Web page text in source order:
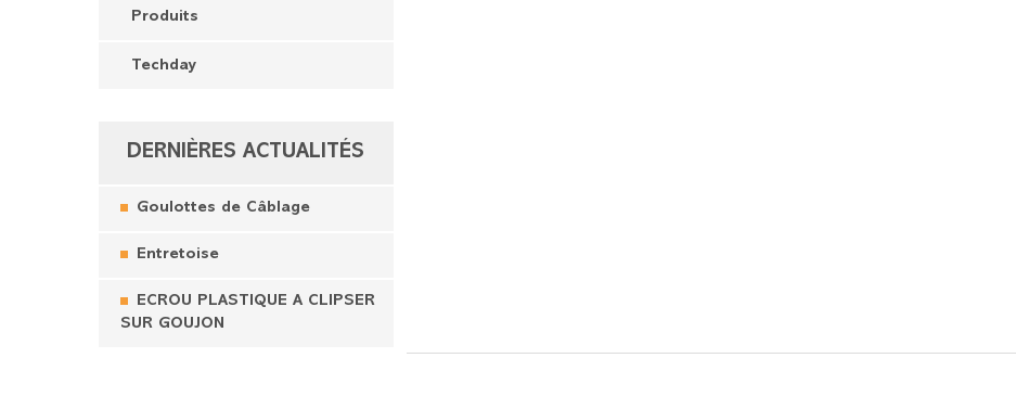
Produits
Techday
DERNIÈRES ACTUALITÉS
Goulottes de Câblage
Entretoise
ECROU PLASTIQUE A CLIPSER
SUR GOUJON